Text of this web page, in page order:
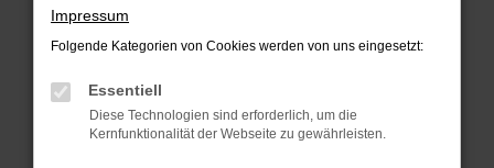
Suchmaschine?
Prüfe deine Browsererweiterungen.
können das Laden bestimmter Seiten
verhindern. Funktioniert die Seite in einem
anderen Browser oder in einem privaten
Impressum
Folgende Kategorien von Cookies werden von uns eingesetzt:
Essentiell
Diese Technologien sind erforderlich, um die
Kernfunktionalität der Webseite zu gewährleisten.